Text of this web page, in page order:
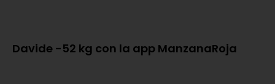
Davide -52 kg con la app ManzanaRoja